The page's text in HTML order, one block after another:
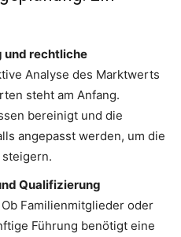
und rechtliche
Analyse des Marktwerts
steht am Anfang.
bereinigt und die
angepasst werden, um die
Qualifizierung
Ob Familienmitglieder oder
Führung benötigt eine